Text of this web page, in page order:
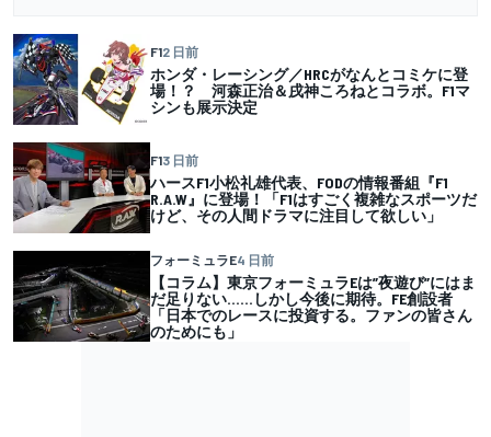
F12 日前
ホンダ・レーシング／HRCがなんとコミケに登
場！？ 河森正治＆戌神ころねとコラボ。F1マ
シンも展示決定
F13 日前
ハースF1小松礼雄代表、FODの情報番組『F1
R.A.W』に登場！「F1はすごく複雑なスポーツだ
けど、その人間ドラマに注目して欲しい」
フォーミュラE4 日前
【コラム】東京フォーミュラEは”夜遊び”にはま
だ足りない……しかし今後に期待。FE創設者
「日本でのレースに投資する。ファンの皆さん
のためにも」